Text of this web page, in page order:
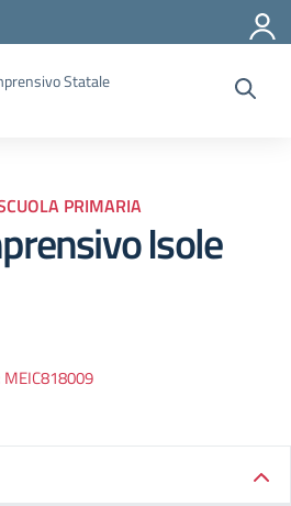
Statale
PRIMARIA
Isole
MEIC818009